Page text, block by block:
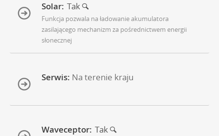
Solar: Tak
Funkcja pozwala na ładowanie akumulatora
zasilającego mechanizm za pośrednictwem energii
słonecznej
Serwis: Na terenie kraju
Waveceptor: Tak